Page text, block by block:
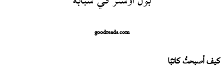
goodreads.com
كيف أصبحتُ كاتبًا